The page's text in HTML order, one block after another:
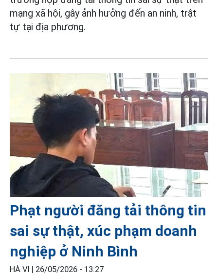
mạng xã hội, gây ảnh hưởng đến an ninh, trật
tự tại địa phương.
Phạt người đăng tải thông tin
sai sự thật, xúc phạm doanh
nghiệp ở Ninh Bình
HÀ VI | 26/05/2026 - 13:27